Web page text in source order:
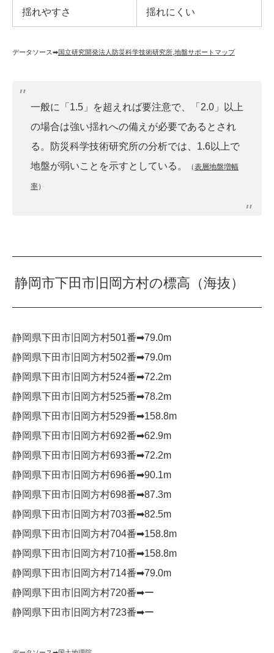
揺れやすさ 揺れにくい
データソース➡︎国立研究開発法人防災科学技術研究所 地盤サポートマップ
一般に「1.5」を超えれば要注意で、「2.0」以上
の場合は強い揺れへの備えが必要であるとされ
る。防災科学技術研究所の分析では、1.6以上で
地盤が弱いことを示すとしている。
（表層地盤増幅
率）
静岡市下田市旧岡方村の標高（海抜）
静岡県下田市旧岡方村501番➡︎79.0m
静岡県下田市旧岡方村502番➡︎79.0m
静岡県下田市旧岡方村524番➡︎72.2m
静岡県下田市旧岡方村525番➡︎78.2m
静岡県下田市旧岡方村529番➡︎158.8m
静岡県下田市旧岡方村692番➡︎62.9m
静岡県下田市旧岡方村693番➡︎72.2m
静岡県下田市旧岡方村696番➡︎90.1m
静岡県下田市旧岡方村698番➡︎87.3m
静岡県下田市旧岡方村703番➡︎82.5m
静岡県下田市旧岡方村704番➡︎158.8m
静岡県下田市旧岡方村710番➡︎158.8m
静岡県下田市旧岡方村714番➡︎79.0m
静岡県下田市旧岡方村720番➡︎ー
静岡県下田市旧岡方村723番➡︎ー